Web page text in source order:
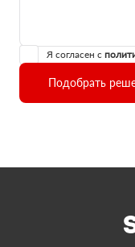
Я согласен с
Подобрать